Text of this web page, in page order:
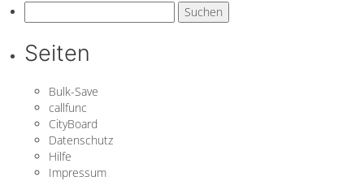
nach:
Seiten
Bulk-Save
callfunc
CityBoard
Datenschutz
Hilfe
Impressum